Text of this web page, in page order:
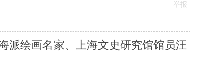
举报
派绘画名家、上海文史研究馆馆员汪